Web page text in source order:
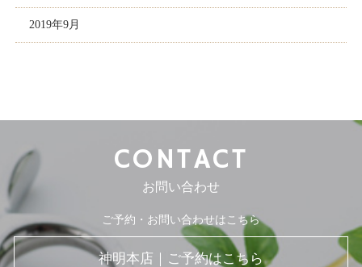
2019年9月
CONTACT
お問い合わせ
ご予約・お問い合わせはこちら
神明本店｜ご予約はこちら